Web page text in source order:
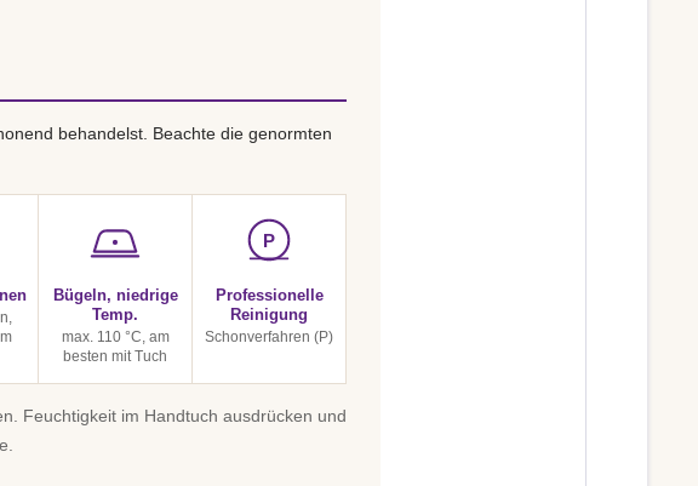
behandelst. Beachte die genormten
Bügeln, niedrige
Temp.
max. 110 °C, am
besten mit Tuch
P
Professionelle
Reinigung
Schonverfahren (P)
Feuchtigkeit im Handtuch ausdrücken und